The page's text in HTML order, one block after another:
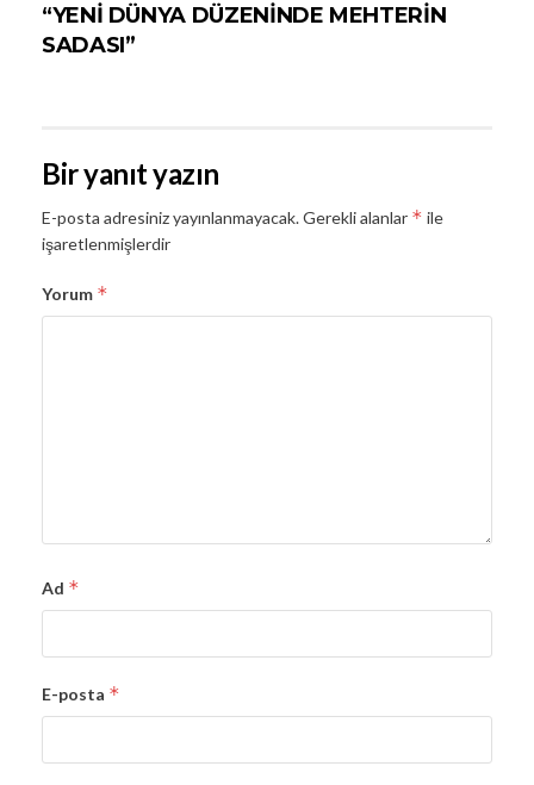
“YENİ DÜNYA DÜZENİNDE MEHTERİN
SADASI”
Bir yanıt yazın
E-posta adresiniz yayınlanmayacak.Gerekli alanlar * ile
işaretlenmişlerdir
Yorum *
Ad *
E-posta *